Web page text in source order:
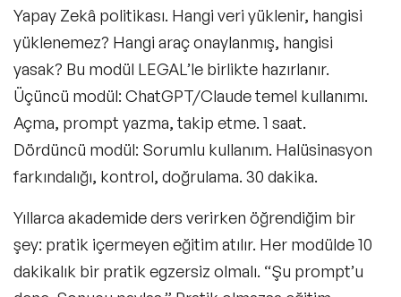
Yapay Zekâ politikası. Hangi veri yüklenir, hangisi
yüklenemez? Hangi araç onaylanmış, hangisi
yasak? Bu modül LEGAL’le birlikte hazırlanır.
Üçüncü modül: ChatGPT/Claude temel kullanımı.
Açma, prompt yazma, takip etme. 1 saat.
Dördüncü modül: Sorumlu kullanım. Halüsinasyon
farkındalığı, kontrol, doğrulama. 30 dakika.
Yıllarca akademide ders verirken öğrendiğim bir
şey: pratik içermeyen eğitim atılır. Her modülde 10
dakikalık bir pratik egzersiz olmalı. “Şu prompt’u